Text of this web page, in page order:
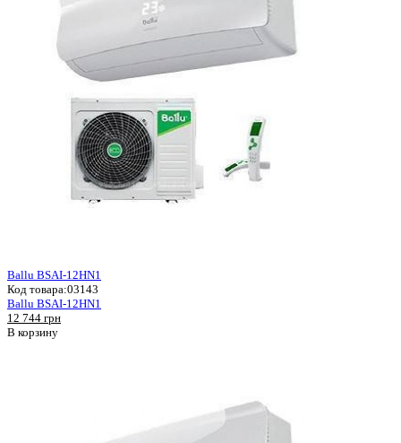
Ballu BSAI-12HN1
Код товара:03143
Ballu BSAI-12HN1
12 744 грн
В корзину